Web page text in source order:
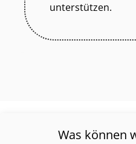
unterstützen.
Was können